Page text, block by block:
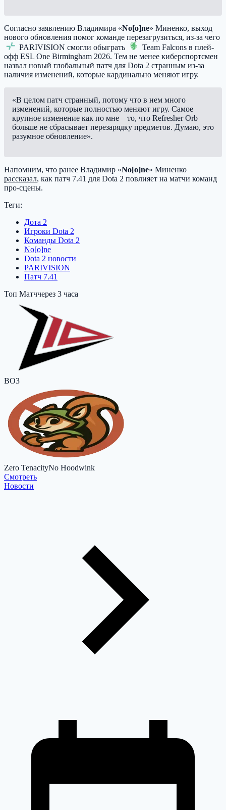
Согласно заявлению Владимира «No[o]ne» Миненко, выход
нового обновления помог команде перезагрузиться, из-за чего
PARIVISION смогли обыграть Team Falcons в плей-
офф ESL One Birmingham 2026. Тем не менее киберспортсмен
назвал новый глобальный патч для Dota 2 странным из-за
наличия изменений, которые кардинально меняют игру.
«В целом патч странный, потому что в нем много
изменений, которые полностью меняют игру. Самое
крупное изменение как по мне – то, что Refresher Orb
больше не сбрасывает перезарядку предметов. Думаю, это
разумное обновление».
Напомним, что ранее Владимир «No[o]ne» Миненко
рассказал, как патч 7.41 для Dota 2 повлияет на матчи команд
про-сцены.
Теги:
Дота 2
Игроки Dota 2
Команды Dota 2
No[o]ne
Dota 2 новости
PARIVISION
Патч 7.41
Топ Матччерез 3 часа
BO3
Zero TenacityNo Hoodwink
Cмотреть
Новости